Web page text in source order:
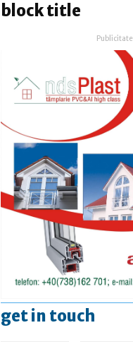
block title
Publicitate
get in touch